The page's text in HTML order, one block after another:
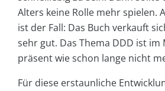
Alters keine Rolle mehr spielen.
ist der Fall: Das Buch verkauft
sehr gut. Das Thema DDD ist
präsent wie schon lange nicht
Für diese erstaunliche